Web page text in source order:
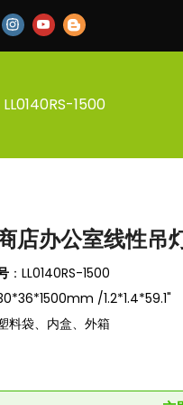
1500
店办公室线性吊
：LL0140RS-1500
/1.2*1.4*59.1"
料袋、内盒、外箱